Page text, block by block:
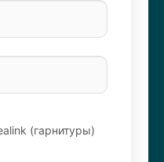
(гарнитуры)